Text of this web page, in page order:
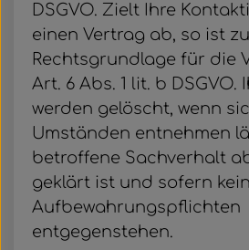
DSGVO. Zielt Ihre
einen Vertrag ab, so ist
Rechtsgrundlage für die
Art. 6 Abs. 1 lit. b DSGVO.
werden gelöscht, wenn
Umständen entnehmen
betroffene Sachverhalt
geklärt ist und sofern
Aufbewahrungspflichten
entgegenstehen.